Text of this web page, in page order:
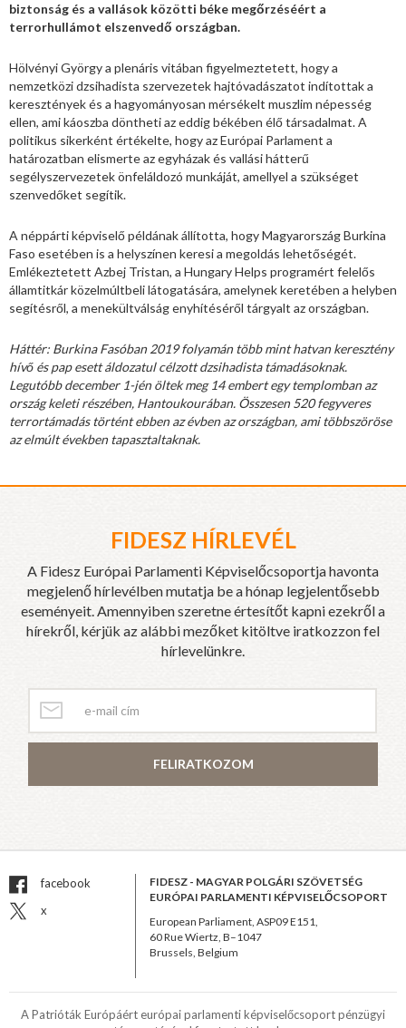
biztonság és a vallások közötti béke megőrzéséért a
terrorhullámot elszenvedő országban.
Hölvényi György a plenáris vitában figyelmeztetett, hogy a
nemzetközi dzsihadista szervezetek hajtóvadászatot indítottak a
keresztények és a hagyományosan mérsékelt muszlim népesség
ellen, ami káoszba döntheti az eddig békében élő társadalmat. A
politikus sikerként értékelte, hogy az Európai Parlament a
határozatban elismerte az egyházak és vallási hátterű
segélyszervezetek önfeláldozó munkáját, amellyel a szükséget
szenvedőket segítik.
A néppárti képviselő példának állította, hogy Magyarország Burkina
Faso esetében is a helyszínen keresi a megoldás lehetőségét.
Emlékeztetett Azbej Tristan, a Hungary Helps programért felelős
államtitkár közelmúltbeli látogatására, amelynek keretében a helyben
segítésről, a menekültválság enyhítéséről tárgyalt az országban.
Háttér: Burkina Fasóban 2019 folyamán több mint hatvan keresztény
hívő és pap esett áldozatul célzott dzsihadista támadásoknak.
Legutóbb december 1-jén öltek meg 14 embert egy templomban az
ország keleti részében, Hantoukourában. Összesen 520 fegyveres
terrortámadás történt ebben az évben az országban, ami többszöröse
az elmúlt években tapasztaltaknak.
FIDESZ HÍRLEVÉL
A Fidesz Európai Parlamenti Képviselőcsoportja havonta
megjelenő hírlevélben mutatja be a hónap legjelentősebb
eseményeit. Amennyiben szeretne értesítőt kapni ezekről a
hírekről, kérjük az alábbi mezőket kitöltve iratkozzon fel
hírlevelünkre.
FELIRATKOZOM
facebook
x
FIDESZ - MAGYAR POLGÁRI SZÖVETSÉG
EURÓPAI PARLAMENTI KÉPVISELŐCSOPORT
European Parliament, ASP09 E151,
60 Rue Wiertz, B–1047
Brussels, Belgium
A Patrióták Európáért európai parlamenti képviselőcsoport pénzügyi